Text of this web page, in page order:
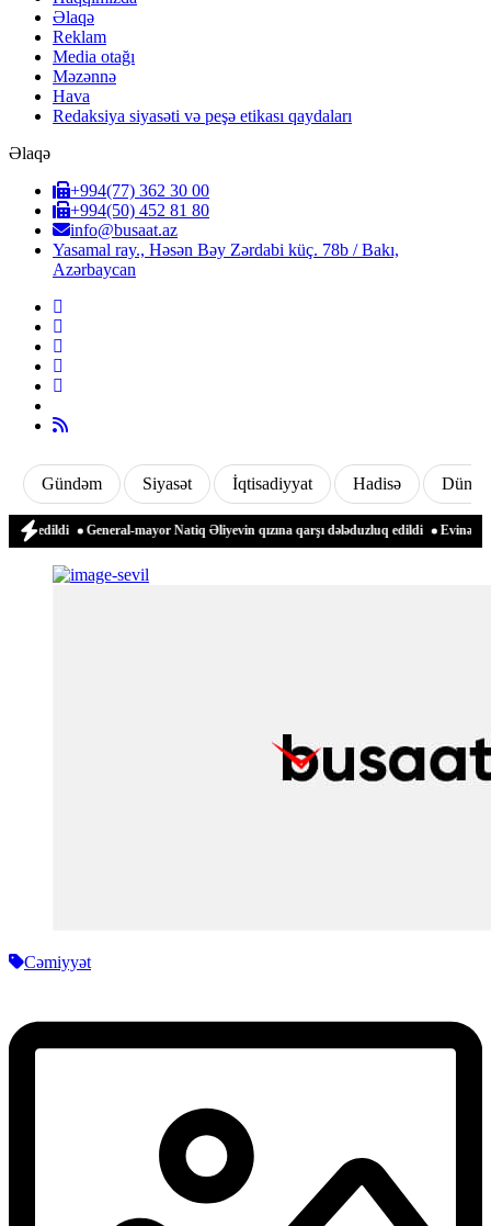
Əlaqə
Reklam
Media otağı
Məzənnə
Hava
Redaksiya siyasəti və peşə etikası qaydaları
Əlaqə
+994(77) 362 30 00
+994(50) 452 81 80
info@busaat.az
Yasamal ray., Həsən Bəy Zərdabi küç. 78b / Bakı,
Azərbaycan
Gündəm Siyasət İqtisadiyyat Hadisə Dünya
edildi General-mayor Natiq Əliyevin qızına qarşı dələduzluq edildi Evinə gələn
Cəmiyyət